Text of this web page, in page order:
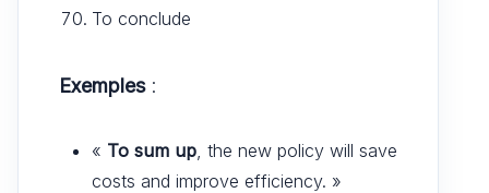
To conclude
Exemples:
« To sum up , the new policy will save
costs and improve efficiency. »